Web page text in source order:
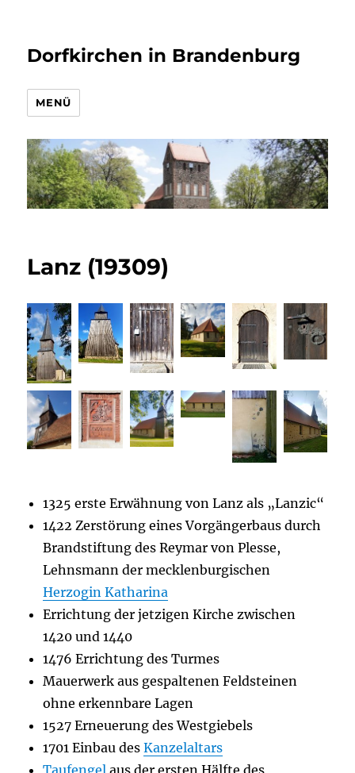
Dorfkirchen in Brandenburg
MENÜ
Lanz (19309)
1325 erste Erwähnung von Lanz als „Lanzic“
1422 Zerstörung eines Vorgängerbaus durch
Brandstiftung des Reymar von Plesse,
Lehnsmann der mecklenburgischen
Herzogin Katharina
Errichtung der jetzigen Kirche zwischen
1420 und 1440
1476 Errichtung des Turmes
Mauerwerk aus gespaltenen Feldsteinen
ohne erkennbare Lagen
1527 Erneuerung des Westgiebels
1701 Einbau desKanzelaltars
Taufengel aus der ersten Hälfte des